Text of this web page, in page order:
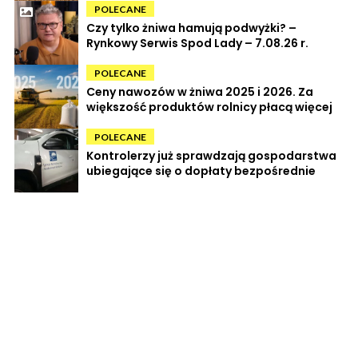
POLECANE
Czy tylko żniwa hamują podwyżki? –
Rynkowy Serwis Spod Lady – 7.08.26 r.
POLECANE
Ceny nawozów w żniwa 2025 i 2026. Za
większość produktów rolnicy płacą więcej
POLECANE
Kontrolerzy już sprawdzają gospodarstwa
ubiegające się o dopłaty bezpośrednie